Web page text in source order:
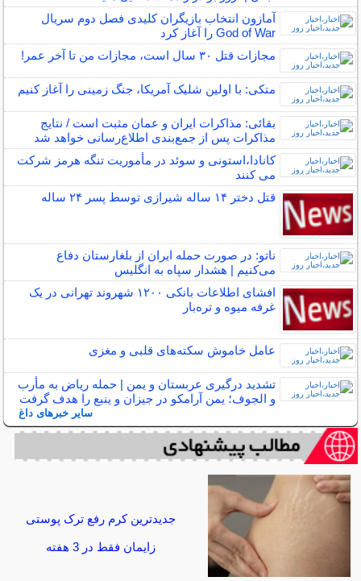
آمازون انتخاب بازیگران کلیدی فصل دوم سریال
God of War را آغاز کرد
مجازات قتل ۳۰ سال است، مجازات من تا آخر عمر!
متکی: با اولین شلیک آمریکا، جنگ زمینی را آغاز کنیم
بقائی: مذاکرات ایران و عمان مثبت است / نتایج
مذاکرات پس از جمع‌بندی اطلاع‌رسانی خواهد شد
کانادا،استونی و سوئد در مأموریت تنگه هرمز شرکت
می کنند
قتل دختر ۱۴ ساله شیرازی توسط پسر ۲۴ ساله
ناتو: در صورت حمله ایران از بلغارستان دفاع
می‌کنیم | هشدار سپاه به انگلیس
افشای اطلاعات بانکی ۱۲۰۰ شهروند تهرانی در یک
غرفه میوه و تره‌بار
عامل خاموش سکته‌های قلبی و مغزی
تشدید درگیری عربستان و یمن | حمله ریاض به مأرب
و الجوف؛ یمن آرامکو در جیزان و ینبع را هدف گرفت
سایر خبرهای داغ
جدیدترین کرم رفع ترک پوستی
زایمان فقط در 3 هفته